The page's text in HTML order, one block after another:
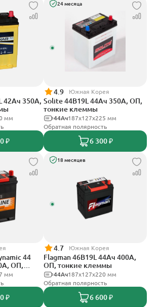
42Ач 350А,
мм
₽
24 месяца
4.9 Южная Корея
Solite 44B19L 44Ач 350А, ОП,
тонкие клеммы
187x127x225 мм
44Ач
Обратная полярность
6 300 ₽
44
ОП,
мм
₽
18 месяцев
4.7 Южная Корея
Flagman 46B19L 44Ач 400А,
ОП, тонкие клеммы
187x127x220 мм
44Ач
Обратная полярность
6 600 ₽